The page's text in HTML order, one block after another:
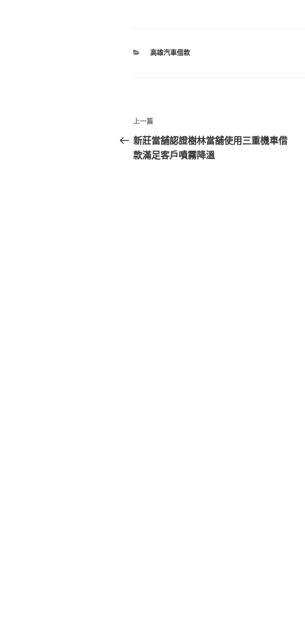
分
高雄汽車借款
文
章
導
上
一
篇
上一篇
新莊當舖認證樹林當舖使用三重機車借
款滿足客戶噴霧降溫